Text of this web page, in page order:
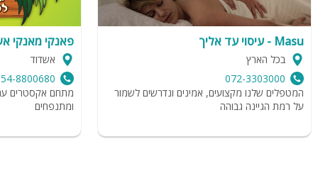
Masu - עיסוי עד אליך
בכל הארץ
072-3303000
המטפלים שלנו מקצועים, אמינים ונדרשים לשמור
על רמת הגיינה גבוהה
פאנקי מאנקי
אשדוד
8800680
מתחם אקסטרים עם
ומתנפחים